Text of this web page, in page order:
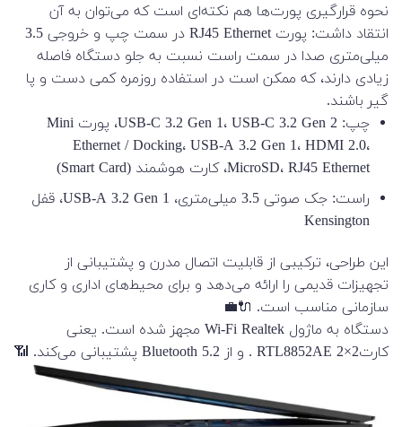
نحوه قرارگیری پورت‌ها هم نکته‌ای است که می‌توان به آن
انتقاد داشت: پورت RJ45 Ethernet در سمت چپ و خروجی 3.5
میلی‌متری صدا در سمت راست نسبت به جلو دستگاه فاصله
زیادی دارند، که ممکن است در استفاده روزمره کمی دست و پا
گیر باشند.
چپ: USB-C 3.2 Gen 1، USB-C 3.2 Gen 2، پورت Mini
Ethernet / Docking، USB-A 3.2 Gen 1، HDMI 2.0،
MicroSD، RJ45 Ethernet، کارت هوشمند (Smart Card)
راست: جک صوتی 3.5 میلی‌متری، USB-A 3.2 Gen 1، قفل
Kensington
این طراحی، ترکیبی از قابلیت اتصال مدرن و پشتیبانی از
تجهیزات قدیمی را ارائه می‌دهد و برای محیط‌های اداری و کاری
سازمانی مناسب است. 🔌💼
دستگاه به ماژول Wi-Fi Realtek مجهز شده است. یعنی
کارت2×2 RTL8852AE . و از Bluetooth 5.2 پشتیبانی می‌کند. 📶